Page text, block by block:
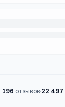
196 отзывов·22 497